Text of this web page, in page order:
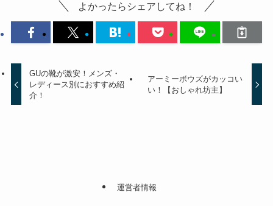
よかったらシェアしてね！
GUの靴が激安！メンズ・
レディース別におすすめ紹
介！
アーミーボウズがカッコい
い！【おしゃれ坊主】
運営者情報